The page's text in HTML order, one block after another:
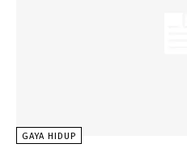
GAYA HIDUP